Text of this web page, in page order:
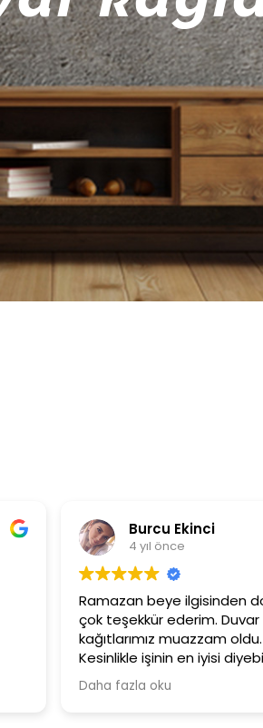
Burcu Ekinci
4 yıl önce
Ramazan beye ilgisinden
çok teşekkür ederim. Duvar
kağıtlarımız muazzam oldu.
Kesinlikle işinin en iyisi
Şiddetle tavsiye ediyorum.
Daha fazla oku